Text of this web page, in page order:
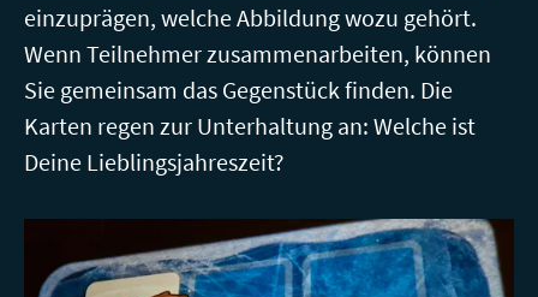
einzuprägen, welche Abbildung wozu gehört.
Wenn Teilnehmer zusammenarbeiten, können
Sie gemeinsam das Gegenstück finden. Die
Karten regen zur Unterhaltung an: Welche ist
Deine Lieblingsjahreszeit?